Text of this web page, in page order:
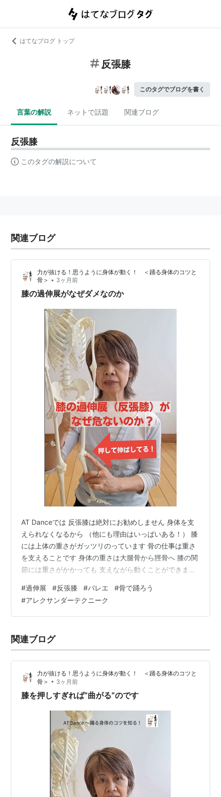
はてなブログ トップ
反張膝
このタグでブログを書く
言葉の解説 ネットで話題 関連ブログ
反張膝
このタグの解説について
関連ブログ
力が抜ける！思うように身体が動く！ ＜踊る身体のコツと
骨＞ • 3ヶ月前
膝の過伸展がなぜダメなのか
AT Danceでは 反張膝は絶対にお勧めしません 身体を支
えられなくなるから （他にも理由はいっぱいある！） 膝
には上体の重さがガッツリのっています 骨の仕事は重さ
を支えることです 身体の重さは大腿骨から脛骨へ 膝の関
節には重さがかかっても 支えながら動くことができます
りません でも 後ろに押していると・・ 上からの力が後
ろに逃げてしまうのです つまり 重さを支えにくいってこ
と 重さが伝わる方向がズレているわけです 骨が重さを支
ないです 太くなっちゃいますよ〜〜💦 靭帯は必死に支え
ます…
#過伸展 #反張膝 #バレエ #骨で踊ろう
#アレクサンダーテクニーク
関連ブログ
力が抜ける！思うように身体が動く！ ＜踊る身体のコツと
骨＞ • 3ヶ月前
膝を押しすぎれば”曲がる”のです